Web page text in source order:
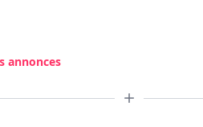
annonces